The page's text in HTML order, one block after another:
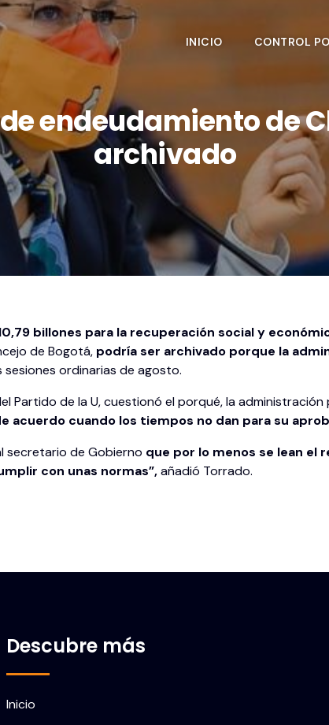
INICIO CONTROL
endeudamiento de
archivado
billones para la recuperación social y
de Bogotá, podría ser archivado porque la
sesiones ordinarias de agosto.
Partido de la U, cuestionó el porqué, la
acuerdo cuando los tiempos no dan para su
secretario de Gobierno que por lo menos se lean el
con unas normas”,añadió Torrado.
Descubre más
Inicio